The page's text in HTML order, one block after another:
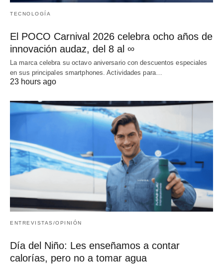
TECNOLOGÍA
El POCO Carnival 2026 celebra ocho años de
innovación audaz, del 8 al ∞
La marca celebra su octavo aniversario con descuentos especiales
en sus principales smartphones. Actividades para…
23 hours ago
ENTREVISTAS/OPINIÓN
Día del Niño: Les enseñamos a contar
calorías, pero no a tomar agua